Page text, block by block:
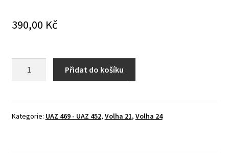
390,00 Kč
karburátor
Přidat do košíku
Kategorie: UAZ 469 - UAZ 452, Volha 21, Volha 24